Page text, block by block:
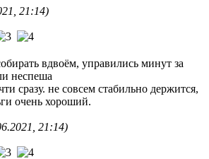
21:14)
вдвоëм, управились минут за
неспеша
сразу. не совсем стабильно держится,
очень хороший.
21:14)